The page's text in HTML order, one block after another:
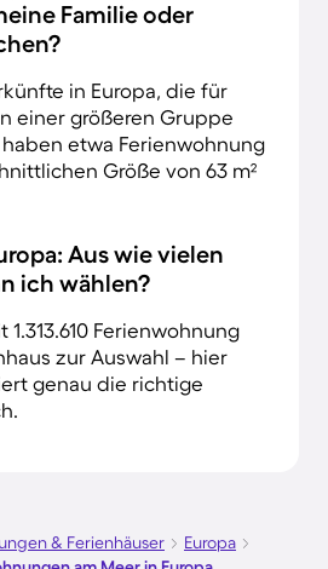
Familie oder
in Europa, die für
einer größeren Gruppe
etwa Ferienwohnung
Größe von 63 m²
Aus wie vielen
ich wählen?
Ferienwohnung
zur Auswahl – hier
genau die richtige
& Ferienhäuser
Europa